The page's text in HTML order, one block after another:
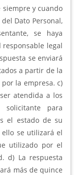
y cuando
Dato Personal,
se haya
legal
se enviará
a partir de la
la empresa. c)
atendida a los
para
el estado de su
se utilizará el
utilizado por el
d) La respuesta
más de quince